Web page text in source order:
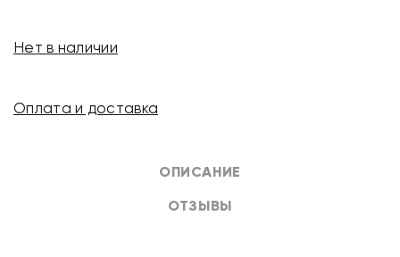
ОПИСАНИЕ
ОТЗЫВЫ
Нет в наличии
Оплата и доставка